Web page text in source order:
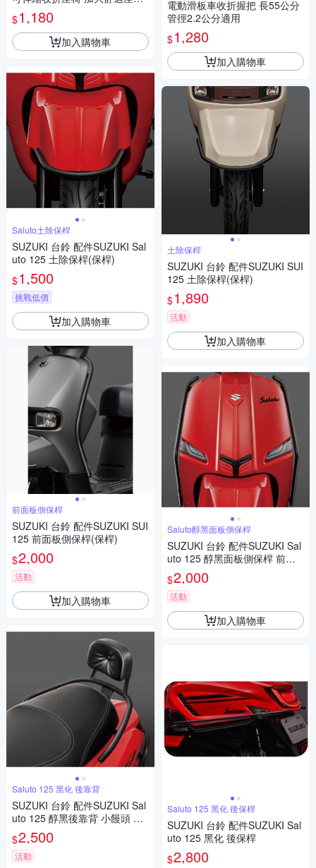
(本商品不含車子)
$1,180
加入購物車
Saluto土除保桿
SUZUKI 台鈴 配件SUZUKI Sal
uto 125 土除保桿(保桿)
$1,500
挑戰低價
加入購物車
前面板側保桿
SUZUKI 台鈴 配件SUZUKI SUI
125 前面板側保桿(保桿)
$2,000
活動
加入購物車
Saluto 125 黑化 後靠背
SUZUKI 台鈴 配件SUZUKI Sal
uto 125 醇黑後靠背 小饅頭 後
靠墊 含支架
$2,500
活動
電動滑板車收折握把 長55公分
管徑2.2公分適用
$1,280
加入購物車
土除保桿
SUZUKI 台鈴 配件SUZUKI SUI
125 土除保桿(保桿)
$1,890
活動
加入購物車
Saluto醇黑面板側保桿
SUZUKI 台鈴 配件SUZUKI Sal
uto 125 醇黑面板側保桿 前保
桿
$2,000
活動
加入購物車
Saluto 125 黑化 後保桿
SUZUKI 台鈴 配件SUZUKI Sal
uto 125 黑化 後保桿
$2,800